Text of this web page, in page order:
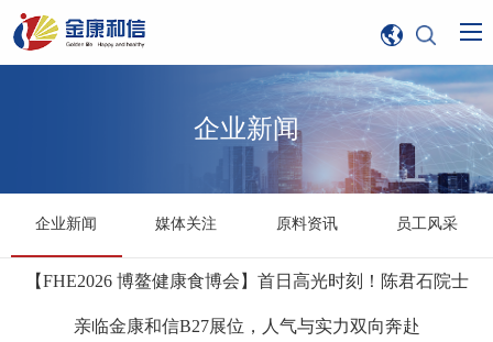
企业新闻
企业新闻 媒体关注 原料资讯 员工风采
【FHE2026 博鳌健康食博会】首日高光时刻！陈君石院士
亲临金康和信B27展位，人气与实力双向奔赴